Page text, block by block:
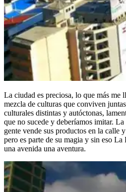
La ciudad es preciosa, lo que más me
mezcla de culturas que conviven
culturales distintas y autóctonas,
que no sucede y deberíamos imitar. La
gente vende sus productos en la calle
pero es parte de su magia y sin eso
una avenida una aventura.